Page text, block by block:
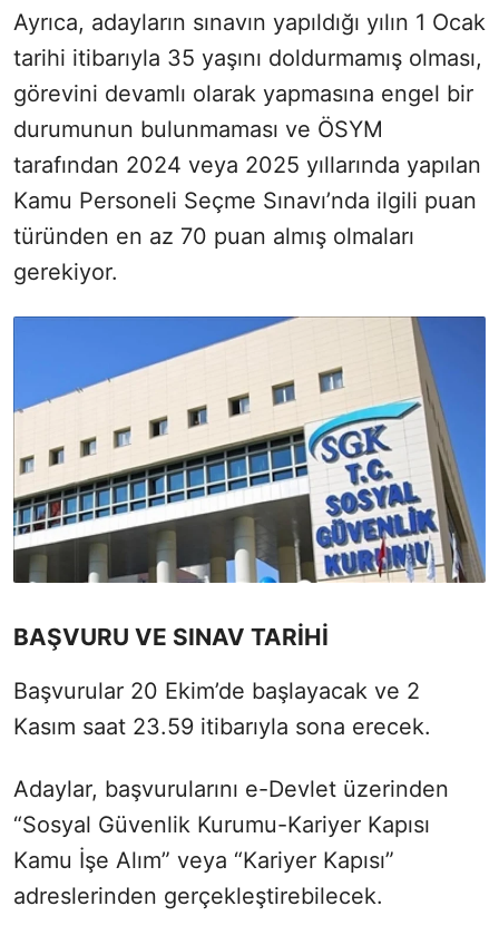
Ayrıca, adayların sınavın yapıldığı yılın 1 Ocak
tarihi itibarıyla 35 yaşını doldurmamış olması,
görevini devamlı olarak yapmasına engel bir
durumunun bulunmaması ve ÖSYM
tarafından 2024 veya 2025 yıllarında yapılan
Kamu Personeli Seçme Sınavı’nda ilgili puan
türünden en az 70 puan almış olmaları
gerekiyor.
BAŞVURU VE SINAV TARİHİ
Başvurular 20 Ekim’de başlayacak ve 2
Kasım saat 23.59 itibarıyla sona erecek.
Adaylar, başvurularını e-Devlet üzerinden
“Sosyal Güvenlik Kurumu-Kariyer Kapısı
Kamu İşe Alım” veya “Kariyer Kapısı”
adreslerinden gerçekleştirebilecek.